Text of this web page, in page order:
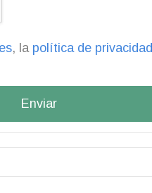
, la política de privacidad
Enviar